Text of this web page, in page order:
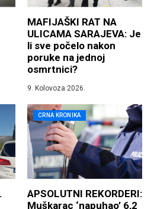
MAFIJAŠKI RAT NA
ULICAMA SARAJEVA: Je
li sve počelo nakon
poruke na jednoj
osmrtnici?
9. Kolovoza 2026.
CRNA KRONIKA
APSOLUTNI REKORDERI:
Muškarac ‘napuhao’ 6,2